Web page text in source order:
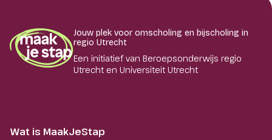
Jouw plek voor omscholing en bijscholing in
regio Utrecht
Een initiatief van Beroepsonderwijs regio
Utrecht en Universiteit Utrecht
Wat is MaakJeStap